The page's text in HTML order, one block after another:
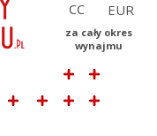
CC
za cały okres
wynajmu